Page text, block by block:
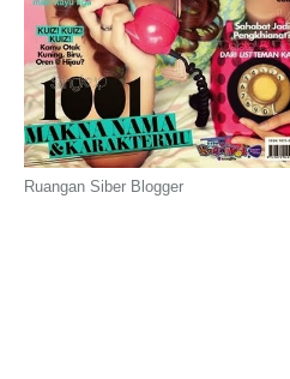
Ruangan Siber Blogger